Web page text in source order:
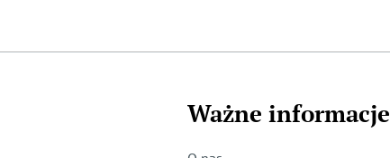
Ważne informacje